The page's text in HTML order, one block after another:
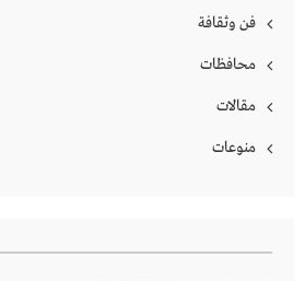
فن وثقافة
محافظات
مقالات
منوعات